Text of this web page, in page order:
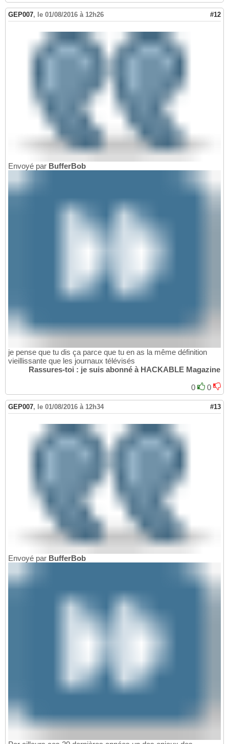
GEP007, le 01/08/2016 à 12h26 #12
Envoyé par BufferBob
je pense que tu dis ça parce que tu en as la même définition
vieillissante que les journaux télévisés
Rassures-toi : je suis abonné à HACKABLE Magazine
0 0
GEP007, le 01/08/2016 à 12h34 #13
Envoyé par BufferBob